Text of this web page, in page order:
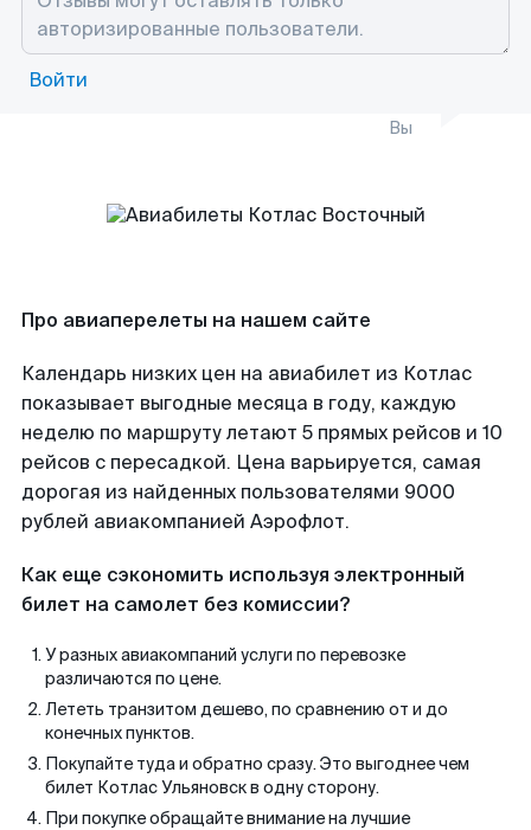
Войти
Вы
Про авиаперелеты на нашем сайте
Календарь низких цен на авиабилет из Котлас
показывает выгодные месяца в году, каждую
неделю по маршруту летают 5 прямых рейсов и 10
рейсов с пересадкой. Цена варьируется, самая
дорогая из найденных пользователями 9000
рублей авиакомпанией Аэрофлот.
Как еще сэкономить используя электронный
билет на самолет без комиссии?
У разных авиакомпаний услуги по перевозке
различаются по цене.
Лететь транзитом дешево, по сравнению от и до
конечных пунктов.
Покупайте туда и обратно сразу. Это выгоднее чем
билет Котлас Ульяновск в одну сторону.
При покупке обращайте внимание на лучшие